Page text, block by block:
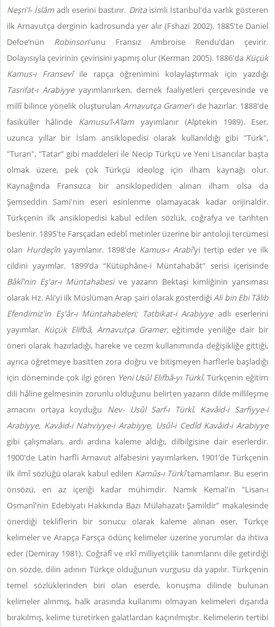
Neşri'l- İslâmadlı eserini bastırır. Drita isimli İstanbul'da varlık gösteren
ilk Arnavutça derginin kadrosunda yer alır (Fshazi 2002). 1885'te Daniel
Defoe’nün Robinson'unu Fransız Ambroise Rendu’dan çevirir.
Dolayısıyla çevirinin çevirisini yapmış olur (Kerman 2005). 1886'da Küçük
Kamus-ı Fransevî ile rapça öğrenimini kolaylaştırmak için yazdığı
Tasrifat-ı Arabiyyeyayımlanırken, dernek faaliyetleri çerçevesinde ve
millî bilince yönelik oluşturulan Arnavutça Gramer'i de hazırlar. 1888'de
fasiküller hâlinde Kamusu’l-A’lam yayımlanır (Alptekin 1989). Eser,
uzunca yıllar bir İslam ansiklopedisi olarak kullanıldığı gibi "Türk",
"Turan", "Tatar" gibi maddeleri ile Necip Türkçü ve Yeni Lisancılar başta
olmak üzere, pek çok Türkçü ideolog için ilham kaynağı olur.
Kaynağında Fransızca bir ansiklopediden alınan ilham olsa da
Şemseddin Sami'nin eseri esinlenme olamayacak kadar orijinaldir.
Türkçenin ilk ansiklopedisi kabul edilen sözlük, coğrafya ve tarihten
beslenir. 1895'te Farsçadan edebî metinler üzerine bir antoloji tercümesi
olan Hurdeçîn yayımlanır. 1898'de Kamus-ı Arabî'yi tertip eder ve ilk
cildini yayımlar. 1899’da “Kütüphâne-i Müntahabât” serisi içerisinde
Bâkî'nin Eş'ar-ı Müntahabesive yazarın Bektaşi kimliğinin yansıması
olarak Hz. Ali'yi ilk Müslüman Arap şairi olarak gösterdiğiAli bin Ebi Tâlib
Efendimiz'in Eş'âr-ı Müntahabeleri; Tatbikat-i Arabiyye adlı eserlerini
yayımlar. Küçük Elifbâ, Arnavutça Gramer,eğitimde yeniliğe dair bir
öneri olarak hazırladığı, hareke ve cezm kullanımında değişikliğe gittiği,
ayrıca öğretmeye basitten zora doğru ve bitişmeyen harflerle başladığı
için döneminde çok ilgi gören Yeni Usûl Elifbâ-yı Türkî, Türkçenin eğitim
dili hâline gelmesinin zorunlu olduğunu belirten yazarın dilde millileşme
amacını ortaya koyduğu Nev- Usûl Sarf-ı Türkî, Kavâid-i Sarfiyye-i
Arabiyye, Kavâid-i Nahviyye-i Arabiyye, Usûl-i Cedîd Kavâid-i Arabiyye
gibi çalışmaları, ardı ardına kaleme aldığı, dilbilgisine dair eserlerdir.
1900'de Latin harfli Arnavut alfabesini yayımlarken, 1901’de Türkçenin
ilk ilmî sözlüğü olarak kabul edilen Kamûs-ı Türkîtamamlanır. Bu eserin
önsözü, en az içeriği kadar mühimdir. Namık Kemal'in "Lisan-ı
Osmanî'nin Edebiyatı Hakkında Bazı Mülahazatı Şamildir" makalesinde
önerdiği tekliflerin bir sonucu olarak kaleme alınan eser, Türkçe
kelimeler ve Arapça Farsça ödünç kelimeler üzerine yorumlar da ihtiva
eder (Demiray 1981). Coğrafî ve ırkî milliyetçilik tanımlarını dile getirdiği
ön sözde, dilin adının Türkçe olduğunun vurgusu da yapılır. Türkçenin
temel sözlüklerinden biri olan eserde, konuşma dilinde bulunan
kelimeler alınmış, halk arasında kullanımı olmayan kelimeleri dışarıda
bırakılmış, kelime türetirken galatlardan kaçınılmıştır. Kelimelerin tertibi